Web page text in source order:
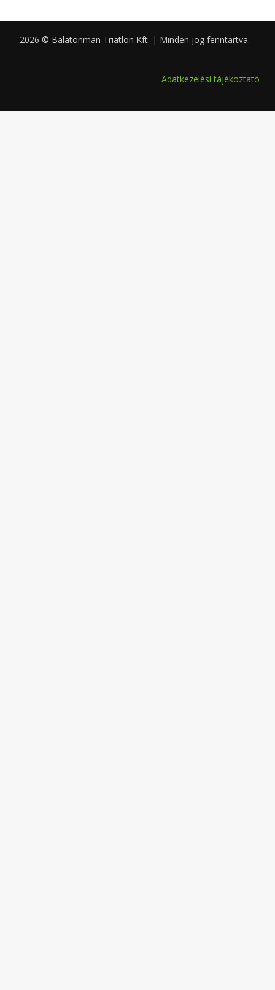
2026 © Balatonman Triatlon Kft. | Minden jog fenntartva.
Adatkezelési tájékoztató